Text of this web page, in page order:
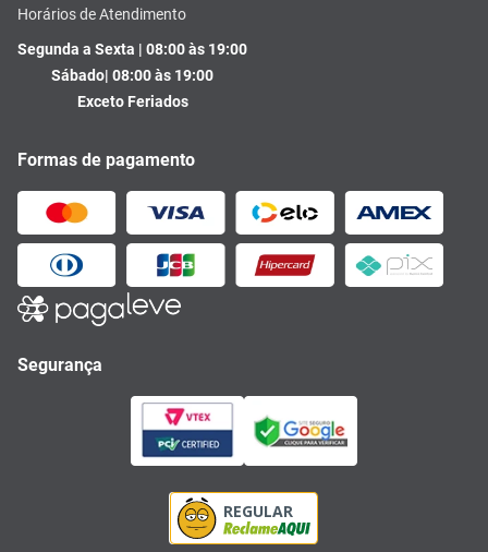
Horários de Atendimento
Segunda a Sexta | 08:00 às 19:00
Sábado| 08:00 às 19:00
Exceto Feriados
Formas de pagamento
Segurança